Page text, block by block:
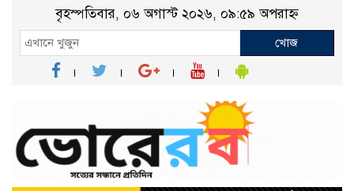
বৃহস্পতিবার, ০৬ অগাস্ট ২০২৬, ০৯:৫৯ অপরাহ্ন
খোজ